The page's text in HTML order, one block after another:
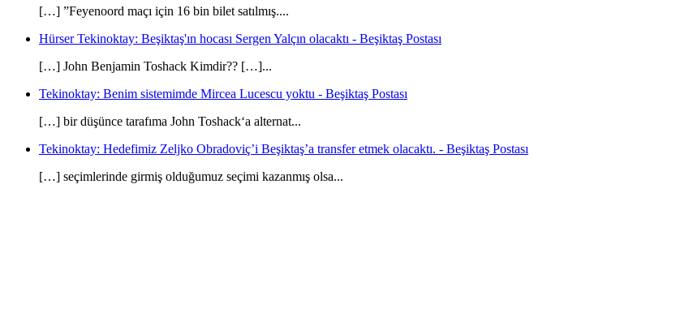
[…] ”Feyenoord maçı için 16 bin bilet satılmış....
Hürser Tekinoktay: Beşiktaş'ın hocası Sergen Yalçın olacaktı - Beşiktaş Postası
[…] John Benjamin Toshack Kimdir?? […]...
Tekinoktay: Benim sistemimde Mircea Lucescu yoktu - Beşiktaş Postası
[…] bir düşünce tarafıma John Toshack‘a alternat...
Tekinoktay: Hedefimiz Zeljko Obradoviç’i Beşiktaş’a transfer etmek olacaktı. - Beşiktaş Postası
[…] seçimlerinde girmiş olduğumuz seçimi kazanmış olsa...